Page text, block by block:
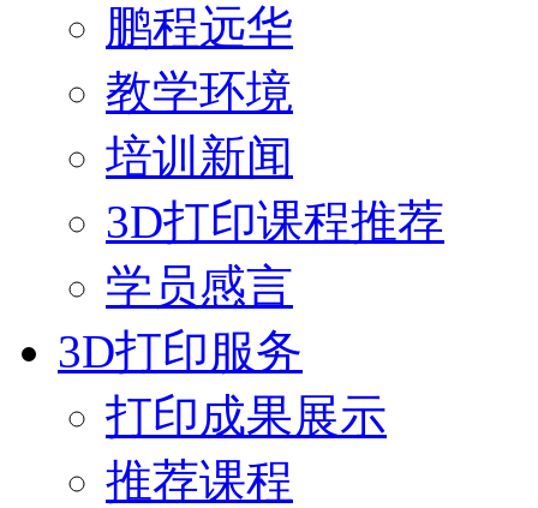
鹏程远华
教学环境
培训新闻
3D打印课程推荐
学员感言
3D打印服务
打印成果展示
推荐课程